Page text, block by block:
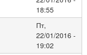
18:55
Пт,
22/01/2016 -
19:02